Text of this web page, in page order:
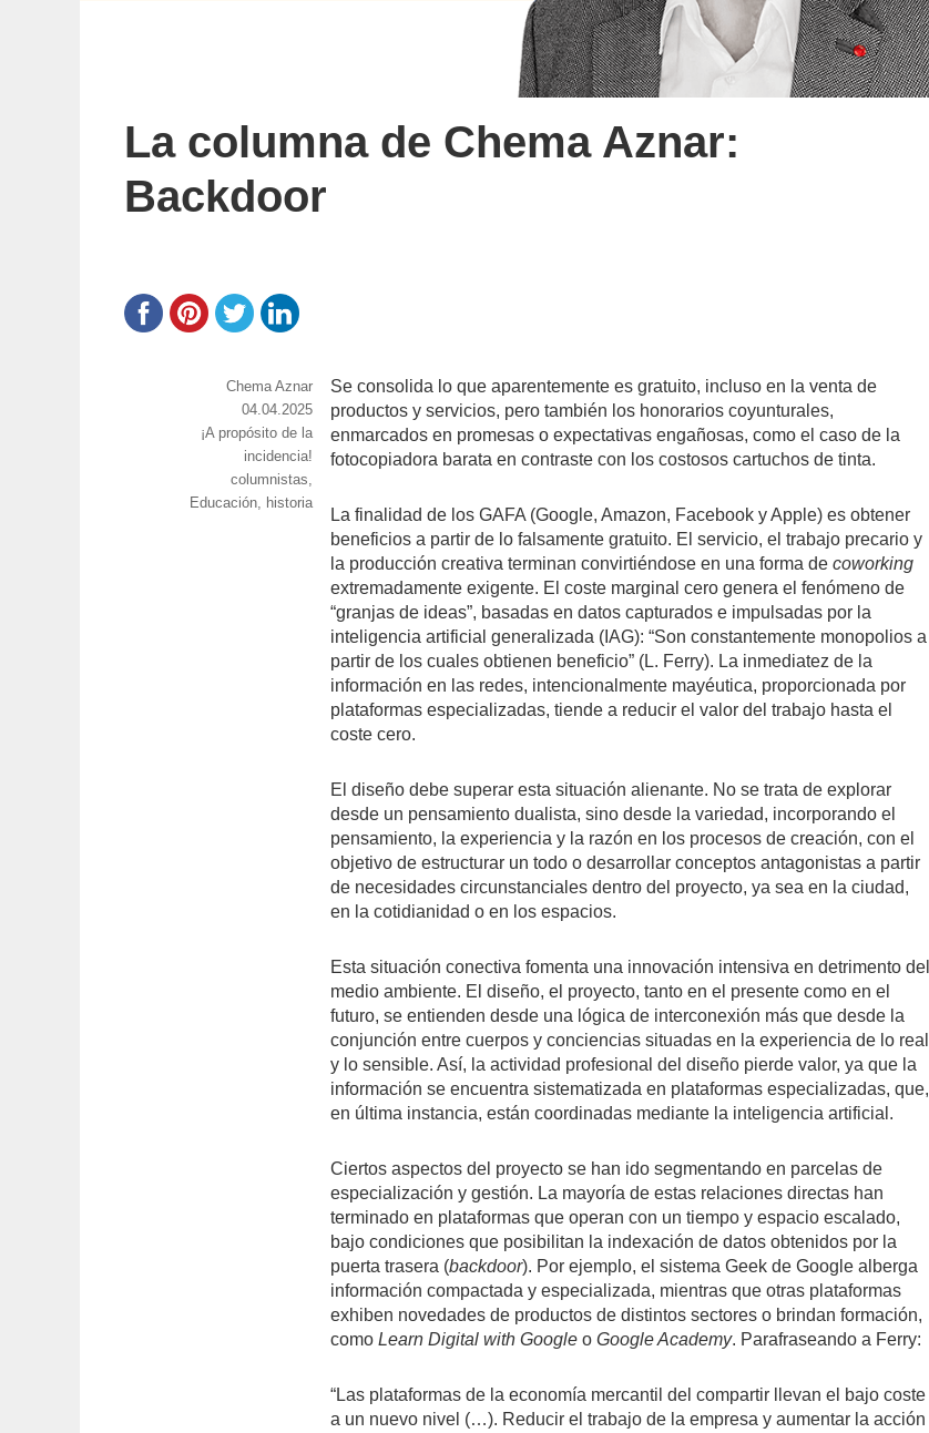
La columna de Chema Aznar:
Backdoor
Se consolida lo que aparentemente es gratuito, incluso en la venta de
productos y servicios, pero también los honorarios coyunturales,
enmarcados en promesas o expectativas engañosas, como el caso de la
fotocopiadora barata en contraste con los costosos cartuchos de tinta.
La finalidad de los GAFA (Google, Amazon, Facebook y Apple) es obtener
beneficios a partir de lo falsamente gratuito. El servicio, el trabajo precario y
la producción creativa terminan convirtiéndose en una forma decoworking
extremadamente exigente. El coste marginal cero genera el fenómeno de
“granjas de ideas”, basadas en datos capturados e impulsadas por la
inteligencia artificial generalizada (IAG): “Son constantemente monopolios a
partir de los cuales obtienen beneficio” (L. Ferry). La inmediatez de la
información en las redes, intencionalmente mayéutica, proporcionada por
plataformas especializadas, tiende a reducir el valor del trabajo hasta el
coste cero.
El diseño debe superar esta situación alienante. No se trata de explorar
desde un pensamiento dualista, sino desde la variedad, incorporando el
pensamiento, la experiencia y la razón en los procesos de creación, con el
objetivo de estructurar un todo o desarrollar conceptos antagonistas a partir
de necesidades circunstanciales dentro del proyecto, ya sea en la ciudad,
en la cotidianidad o en los espacios.
Esta situación conectiva fomenta una innovación intensiva en detrimento del
medio ambiente. El diseño, el proyecto, tanto en el presente como en el
futuro, se entienden desde una lógica de interconexión más que desde la
conjunción entre cuerpos y conciencias situadas en la experiencia de lo real
y lo sensible. Así, la actividad profesional del diseño pierde valor, ya que la
información se encuentra sistematizada en plataformas especializadas, que,
en última instancia, están coordinadas mediante la inteligencia artificial.
Ciertos aspectos del proyecto se han ido segmentando en parcelas de
especialización y gestión. La mayoría de estas relaciones directas han
terminado en plataformas que operan con un tiempo y espacio escalado,
bajo condiciones que posibilitan la indexación de datos obtenidos por la
puerta trasera (backdoor). Por ejemplo, el sistema Geek de Google alberga
información compactada y especializada, mientras que otras plataformas
exhiben novedades de productos de distintos sectores o brindan formación,
comoLearn Digital with Google oGoogle Academy. Parafraseando a Ferry:
“Las plataformas de la economía mercantil del compartir llevan el bajo coste
a un nuevo nivel (…). Reducir el trabajo de la empresa y aumentar la acción
https://www.experimenta.es/author/chema-
aznar/
Chema Aznar
Publicado
el
04.04.2025
Categorías
¡A propósito de la
incidencia!
Etiquetas
columnistas,
Educación, historia